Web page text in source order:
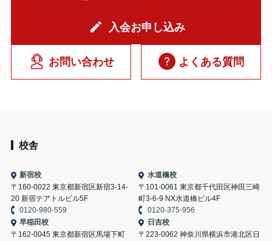
入会お申し込み
お問い合わせ よくある質問
校舎
新宿校
〒160-0022 東京都新宿区新宿3-14-
20 新宿テアトルビル5F
0120-980-559
水道橋校
〒101-0061 東京都千代田区神田三崎
町3-6-9 NX水道橋ビル4F
0120-375-956
早稲田校
〒162-0045 東京都新宿区馬場下町
日吉校
〒223-0062 神奈川県横浜市港北区日